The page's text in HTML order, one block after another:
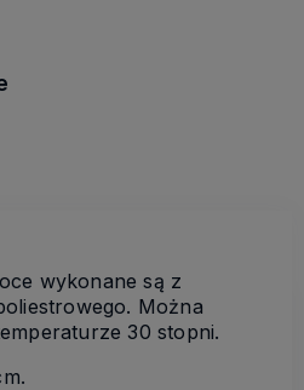
wykonane są z
Można
30 stopni.